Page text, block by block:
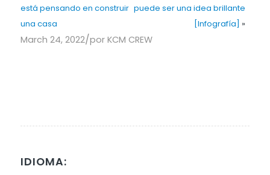
está pensando en construir
una casa
puede ser una idea brillante
[Infografía] »
March 24, 2022/por KCM CREW
IDIOMA: